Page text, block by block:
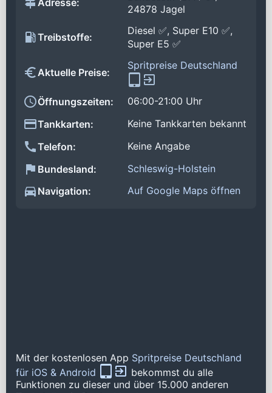
Adresse:
24878 Jagel
Treibstoffe:
Diesel ✅, Super E10 ✅,
Super E5 ✅
Aktuelle Preise:
Spritpreise Deutschland
Öffnungszeiten:
06:00-21:00 Uhr
Tankkarten:
Keine Tankkarten bekannt
Telefon:
Keine Angabe
Bundesland:
Schleswig-Holstein
Navigation:
Auf Google Maps öffnen
Mit der kostenlosen App Spritpreise Deutschland
für iOS & Android
bekommst du alle
Funktionen zu dieser und über 15.000 anderen